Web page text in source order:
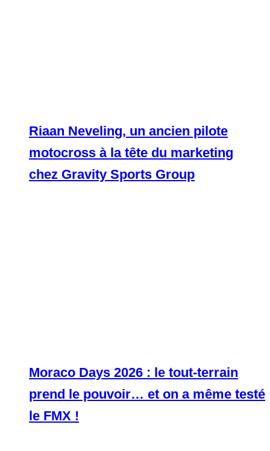
Riaan Neveling, un ancien pilote
motocross à la tête du marketing
chez Gravity Sports Group
Moraco Days 2026 : le tout-terrain
prend le pouvoir… et on a même testé
le FMX !